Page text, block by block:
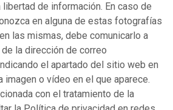
de información. En caso de
en alguna de estas fotografías
las mismas, debe comunicarlo a
la dirección de correo
el apartado del sitio web en
imagen o vídeo en el que aparece.
con el tratamiento de la